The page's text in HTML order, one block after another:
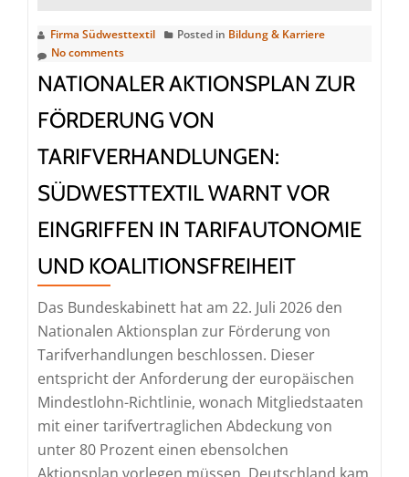
zu
Firma Südwesttextil Posted in Bildung & Karriere
No comments
NATIONALER AKTIONSPLAN ZUR
FÖRDERUNG VON
TARIFVERHANDLUNGEN:
SÜDWESTTEXTIL WARNT VOR
EINGRIFFEN IN TARIFAUTONOMIE
UND KOALITIONSFREIHEIT
Das Bundeskabinett hat am 22. Juli 2026 den
Nationalen Aktionsplan zur Förderung von
Tarifverhandlungen beschlossen. Dieser
entspricht der Anforderung der europäischen
Mindestlohn-Richtlinie, wonach Mitgliedstaaten
mit einer tarifvertraglichen Abdeckung von
unter 80 Prozent einen ebensolchen